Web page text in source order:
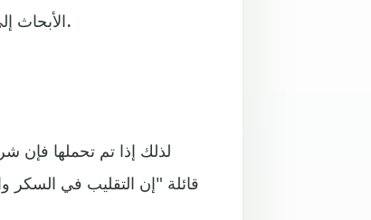
الأبحاث إلى أن القهوة يمكن أن تكون وقائية ضد تلف الكبد من تراكم الدهون.
لذلك إذا تم تحملها فإن
قائلة "إن التقليب في السكر